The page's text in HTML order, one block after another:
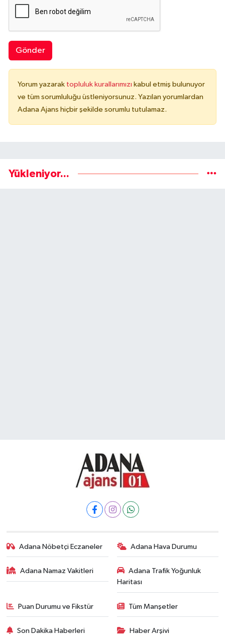
Gönder
Yorum yazarak topluluk kurallarımızı kabul etmiş bulunuyor
ve tüm sorumluluğu üstleniyorsunuz. Yazılan yorumlardan
Adana Ajans hiçbir şekilde sorumlu tutulamaz.
Yükleniyor...
Adana Nöbetçi Eczaneler Adana Hava Durumu
Adana Namaz Vakitleri
Adana Trafik Yoğunluk
Haritası
Puan Durumu ve Fikstür Tüm Manşetler
Son Dakika Haberleri Haber Arşivi